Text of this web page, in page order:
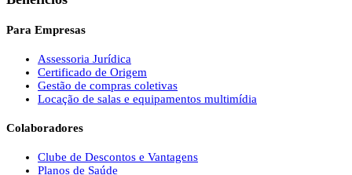
Para Empresas
Assessoria Jurídica
Certificado de Origem
Gestão de compras coletivas
Locação de salas e equipamentos multimídia
Colaboradores
Clube de Descontos e Vantagens
Planos de Saúde